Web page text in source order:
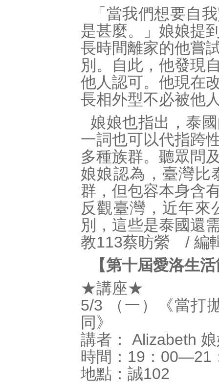
「當我們想要自
是甚麼。」娘娘提
長時間離家的他嘗
別。自此，他發現
他人認可。他現在
長相外型不必被他
娘娘也指出，泰
一詞也可以代指跨
多種族群。聽眾問
娘娘認為，臺灣比
群，但包容本身含
反觀臺灣，近年來
別，這些是泰國還
教113蔡昉縈 / 編
【第十屆愛洛生
★講座★
5/3 （一）《當打
同》
講者： Alizabeth
時間：19：00―21
地點：誠102